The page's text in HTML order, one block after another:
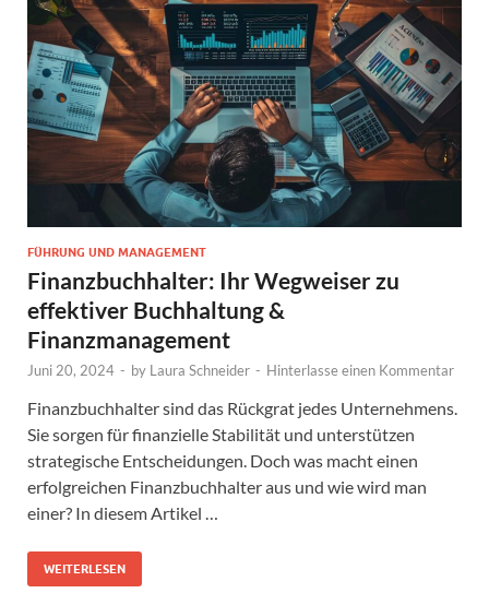
FÜHRUNG UND MANAGEMENT
Finanzbuchhalter: Ihr Wegweiser zu
effektiver Buchhaltung &
Finanzmanagement
Juni 20, 2024 - by Laura Schneider - Hinterlasse einen Kommentar
Finanzbuchhalter sind das Rückgrat jedes Unternehmens.
Sie sorgen für finanzielle Stabilität und unterstützen
strategische Entscheidungen. Doch was macht einen
erfolgreichen Finanzbuchhalter aus und wie wird man
einer? In diesem Artikel …
WEITERLESEN